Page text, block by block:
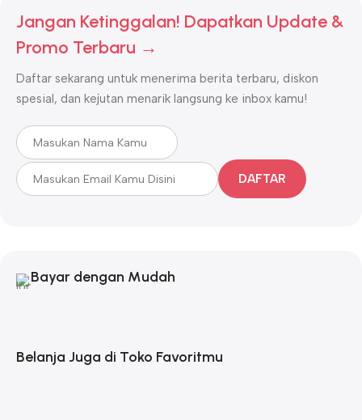
Jangan Ketinggalan! Dapatkan Update &
Promo Terbaru →
Daftar sekarang untuk menerima berita terbaru, diskon
spesial, dan kejutan menarik langsung ke inbox kamu!
DAFTAR
Bayar dengan Mudah
Belanja Juga di Toko Favoritmu